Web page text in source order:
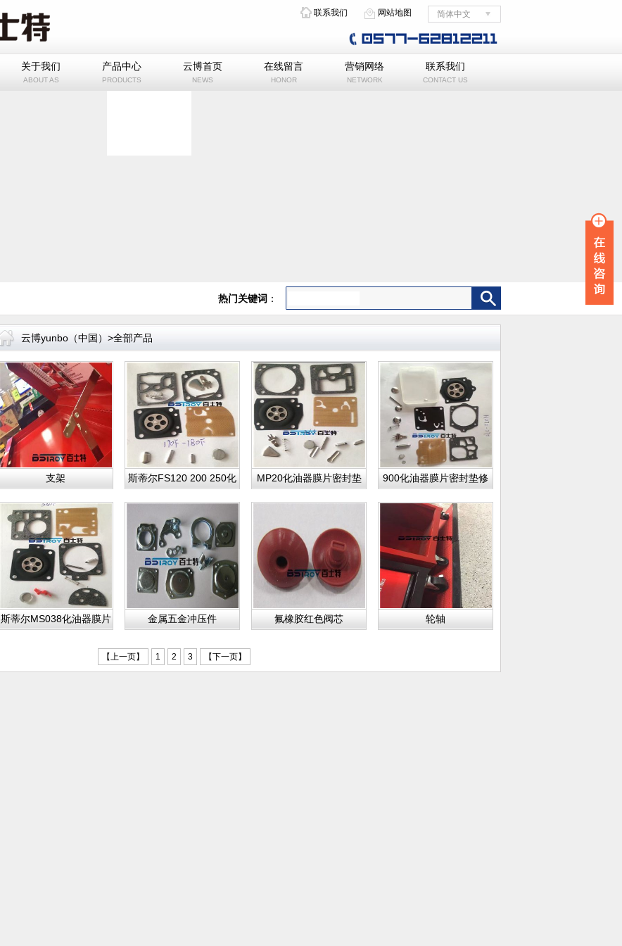
联系我们 网站地图
简体中文
关于我们
ABOUT AS
产品中心
PRODUCTS
云博首页
NEWS
在线留言
HONOR
营销网络
NETWORK
联系我们
CONTACT US
热门关键词 ：
云博yunbo（中国） >全部产品
支架
斯蒂尔FS120 200 250化
MP20化油器膜片密封垫
900化油器膜片密封垫修
斯蒂尔MS038化油器膜片
金属五金冲压件 氟橡胶红色阀芯 轮轴
【上一页】 1 2 3 【下一页】